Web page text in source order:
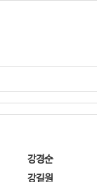
강경순
강길원